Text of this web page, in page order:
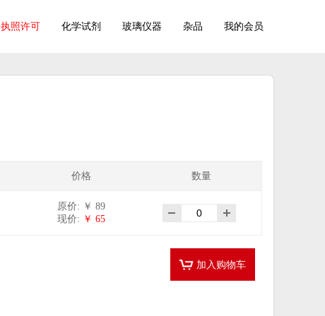
执照许可 化学试剂 玻璃仪器 杂品 我的会员
价格 数量
原价: ￥ 89
现价: ￥ 65